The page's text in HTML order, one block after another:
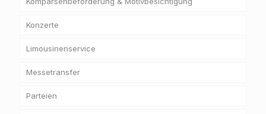
Konzerte
Limousinenservice
Messetransfer
Parteien